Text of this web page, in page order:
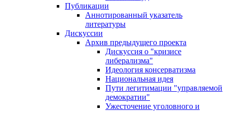
Публикации
Аннотированный указатель
литературы
Дискуссии
Архив предыдущего проекта
Дискуссия о "кризисе
либерализма"
Идеология консерватизма
Национальная идея
Пути легитимации "управляемой
демократии"
Ужесточение уголовного и